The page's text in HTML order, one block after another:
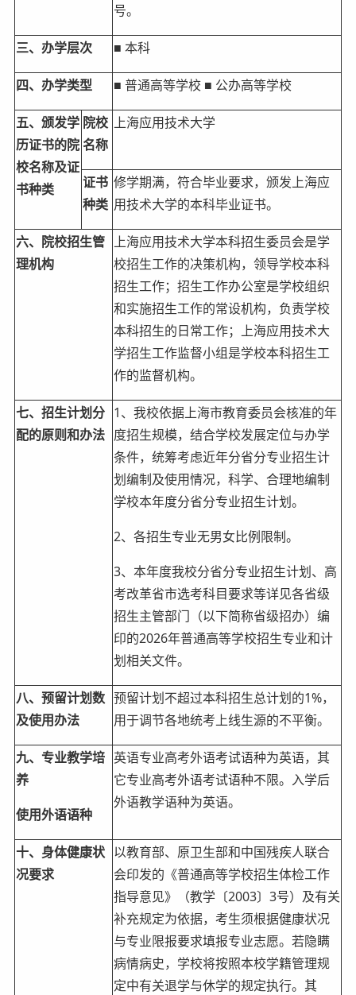
号。
三、办学层次 ■ 本科
四、办学类型 ■ 普通高等学校 ■ 公办高等学校
五、颁发学
历证书的院
校名称及证
书种类
院校
名称
上海应用技术大学
证书
种类
修学期满，符合毕业要求，颁发上海应
用技术大学的本科毕业证书。
六、院校招生管
理机构
上海应用技术大学本科招生委员会是学
校招生工作的决策机构，领导学校本科
招生工作；招生工作办公室是学校组织
和实施招生工作的常设机构，负责学校
本科招生的日常工作；上海应用技术大
学招生工作监督小组是学校本科招生工
作的监督机构。
七、招生计划分
配的原则和办法
1、我校依据上海市教育委员会核准的年
度招生规模，结合学校发展定位与办学
条件，统筹考虑近年分省分专业招生计
划编制及使用情况，科学、合理地编制
学校本年度分省分专业招生计划。
2、各招生专业无男女比例限制。
3、本年度我校分省分专业招生计划、高
考改革省市选考科目要求等详见各省级
招生主管部门（以下简称省级招办）编
印的2026年普通高等学校招生专业和计
划相关文件。
八、预留计划数
及使用办法
预留计划不超过本科招生总计划的1%，
用于调节各地统考上线生源的不平衡。
九、专业教学培
养
使用外语语种
英语专业高考外语考试语种为英语，其
它专业高考外语考试语种不限。入学后
外语教学语种为英语。
十、身体健康状
况要求
以教育部、原卫生部和中国残疾人联合
会印发的《普通高等学校招生体检工作
指导意见》（教学〔2003〕3号）及有关
补充规定为依据，考生须根据健康状况
与专业限报要求填报专业志愿。若隐瞒
病情病史，学校将按照本校学籍管理规
定中有关退学与休学的规定执行。其